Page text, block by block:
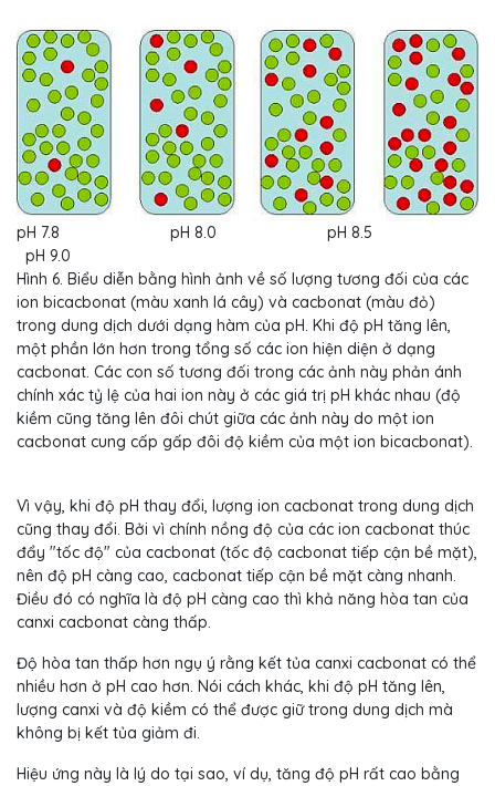
pH 7.8 pH 8.0 pH 8.5
pH 9.0
Hình 6. Biểu diễn bằng hình ảnh về số lượng tương đối của các
ion bicacbonat (màu xanh lá cây) và cacbonat (màu đỏ)
trong dung dịch dưới dạng hàm của pH. Khi độ pH tăng lên,
một phần lớn hơn trong tổng số các ion hiện diện ở dạng
cacbonat. Các con số tương đối trong các ảnh này phản ánh
chính xác tỷ lệ của hai ion này ở các giá trị pH khác nhau (độ
kiềm cũng tăng lên đôi chút giữa các ảnh này do một ion
cacbonat cung cấp gấp đôi độ kiềm của một ion bicacbonat).
Vì vậy, khi độ pH thay đổi, lượng ion cacbonat trong dung dịch
cũng thay đổi. Bởi vì chính nồng độ của các ion cacbonat thúc
đẩy "tốc độ" của cacbonat (tốc độ cacbonat tiếp cận bề mặt),
nên độ pH càng cao, cacbonat tiếp cận bề mặt càng nhanh.
Điều đó có nghĩa là độ pH càng cao thì khả năng hòa tan của
canxi cacbonat càng thấp.
Độ hòa tan thấp hơn ngụ ý rằng kết tủa canxi cacbonat có thể
nhiều hơn ở pH cao hơn. Nói cách khác, khi độ pH tăng lên,
lượng canxi và độ kiềm có thể được giữ trong dung dịch mà
không bị kết tủa giảm đi.
Hiệu ứng này là lý do tại sao, ví dụ, tăng độ pH rất cao bằng